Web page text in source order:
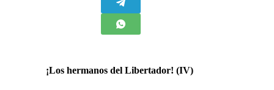
¡Los hermanos del Libertador! (IV)